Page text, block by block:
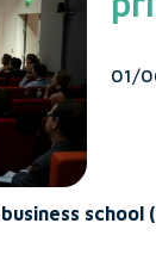
01/
school